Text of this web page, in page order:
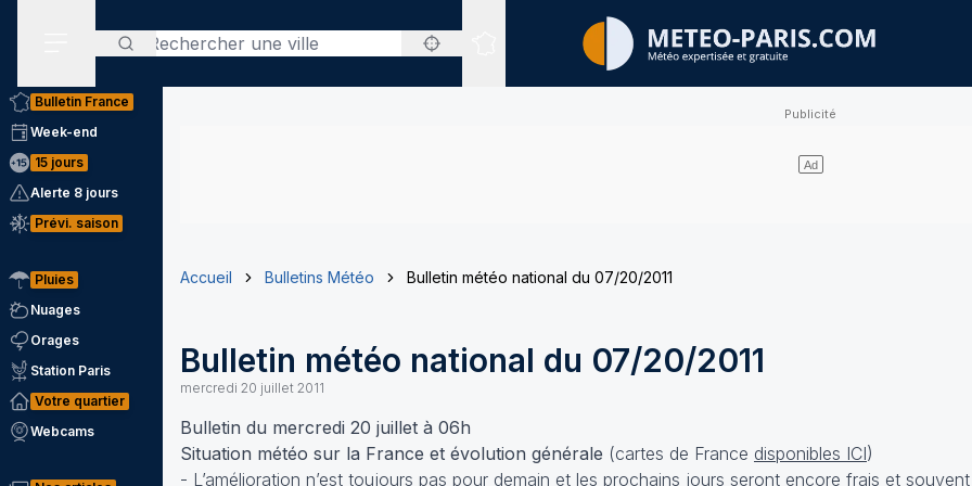
Rechercher
Sites expertisés
Bulletin France
Week-end
15 jours
Alerte 8 jours
Prévi. saison
Pluies
Nuages
Orages
Station Paris
Votre quartier
Webcams
Accueil Bulletins Météo Bulletin météo national du 07/20/2011
Bulletin météo national du 07/20/2011
mercredi 20 juillet 2011
Bulletin du mercredi 20 juillet à 06h
Situation météo sur la France et évolution générale (cartes de France disponibles ICI)
- L’amélioration n’est toujours pas pour demain et les prochains jours seront encore frais et